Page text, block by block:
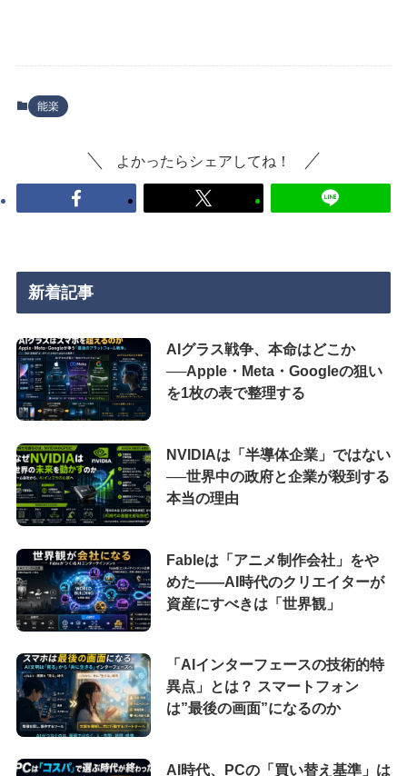
能楽
よかったらシェアしてね！
新着記事
AIグラス戦争、本命はどこか
──Apple・Meta・Googleの狙い
を1枚の表で整理する
NVIDIAは「半導体企業」ではない
──世界中の政府と企業が殺到する
本当の理由
Fableは「アニメ制作会社」をや
めた――AI時代のクリエイターが
資産にすべきは「世界観」
「AIインターフェースの技術的特
異点」とは？ スマートフォン
は”最後の画面”になるのか
AI時代、PCの「買い替え基準」は